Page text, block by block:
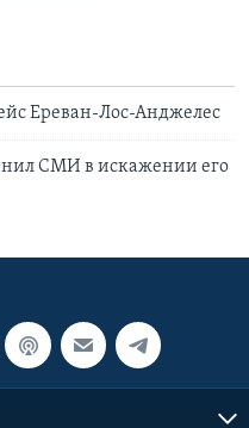
Ереван-Лос-Анджелес
СМИ в искажении его